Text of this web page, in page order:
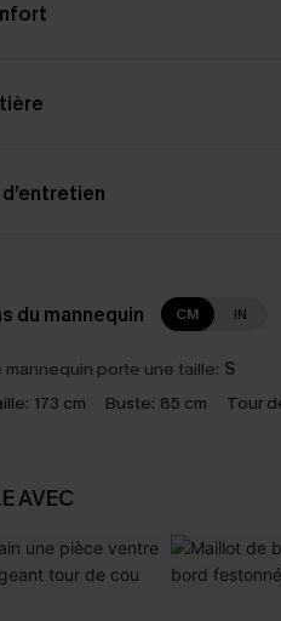
du mannequin CM IN
mannequin porte une taille: S
173 cm Buste: 85 cm Tour
AVEC